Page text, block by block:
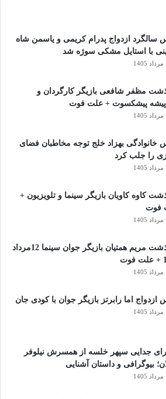
سالگرد ازدواج پدرام کریمی و یاسمن شاه‌
با استایل مشکی سوژه شد
مظفر شافعی بازیگر کارگردان و
پیشکسوت + علت فوت
خانوادگی بهزاد خلج توجه مخاطبان فضای
را جلب کرد
کاوه کاویان بازیگر سینما و تلویزیون +
فوت
درگذشت مریم همتیان بازیگر جوان سینما 12مرداد
اما رابرتز بازیگر جوان با کودی جان
جدایی سپهر خلسه از همسرش نیلوفر
بیوگرافی و داستان آشنایی